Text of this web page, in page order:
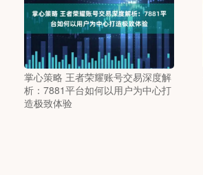
掌心策略 王者荣耀账号交易深度解
析：7881平台如何以用户为中心打
造极致体验